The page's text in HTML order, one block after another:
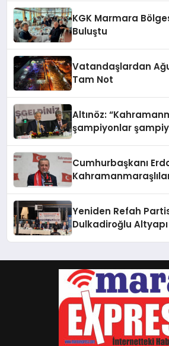
KGK Marmara
Buluştu
Vatandaşlardan
Tam Not
Altınöz:
şampiyonlar
Cumhurbaşkanı
Yeniden Refah
Dulkadiroğlu Altyapı